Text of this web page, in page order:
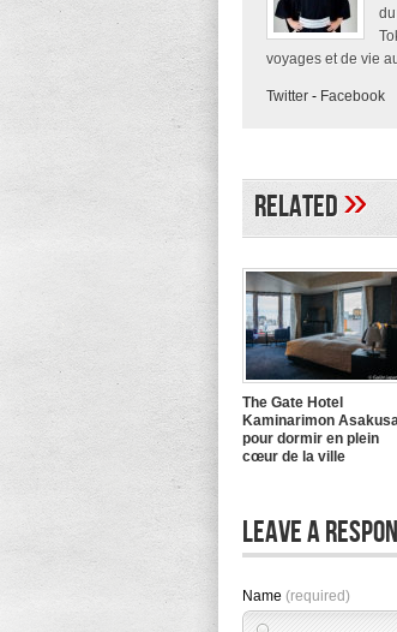
voyages et de vie
Twitter - Facebook
Related»
The Gate Hotel
Kaminarimon
pour dormir en plein
cœur de la ville
Leave A
Name (required)